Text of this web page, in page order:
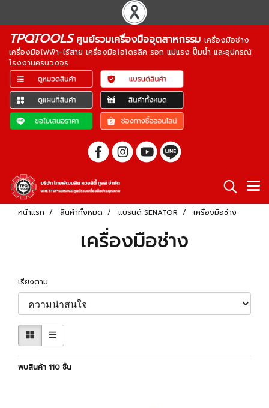
TPQTOOLSศูนย์รวมเครื่องมืออุตสาหกรรม เครื่องมือช่าง
เครื่องมือไฟฟ้า-ไร้สาย เครื่องมือไฮโดรลิค รอก แม่แรง ปั๊มน้ำ และอุปกรณ์
โรงงานครบวงจร
หน้าแรก สินค้าทั้งหมด แบรนด์ SENATOR เครื่องมือช่าง
เครื่องมือช่าง
เรียงตาม
พบสินค้า 110 ชิ้น